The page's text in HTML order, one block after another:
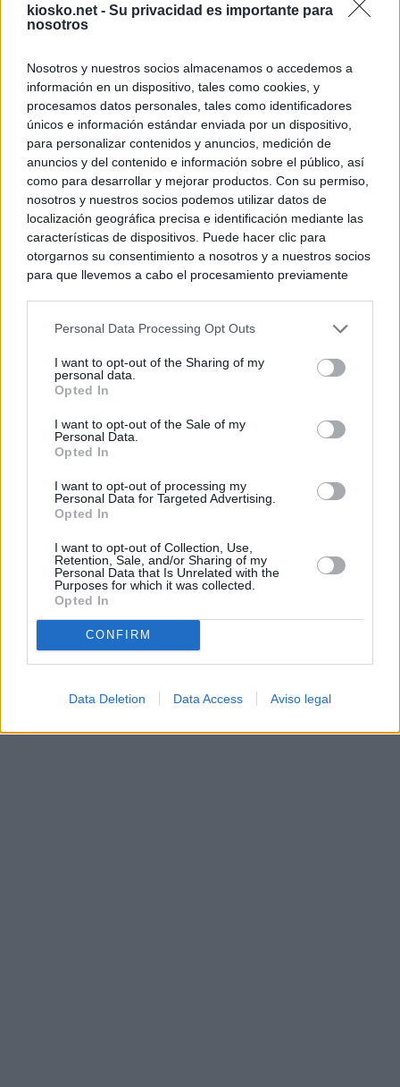
kiosko.net - Su privacidad es importante para
nosotros
Nosotros y nuestros socios almacenamos o accedemos a
información en un dispositivo, tales como cookies, y
procesamos datos personales, tales como identificadores
únicos e información estándar enviada por un dispositivo,
para personalizar contenidos y anuncios, medición de
anuncios y del contenido e información sobre el público, así
como para desarrollar y mejorar productos. Con su permiso,
nosotros y nuestros socios podemos utilizar datos de
localización geográfica precisa e identificación mediante las
características de dispositivos. Puede hacer clic para
otorgarnos su consentimiento a nosotros y a nuestros socios
para que llevemos a cabo el procesamiento previamente
negar su consentimiento. Tenga en cuenta que algún
de su consentimiento, pero usted tiene el derecho de
rechazar tal procesamiento. Sus preferencias se aplicarán
cualquier momento entrando de nuevo en este sitio web o
visitando nuestra política de privacidad.
Personal Data Processing Opt Outs
I want to opt-out of the Sharing of my
personal data.
Opted In
I want to opt-out of the Sale of my
Personal Data.
Opted In
I want to opt-out of processing my
Personal Data for Targeted Advertising.
Opted In
I want to opt-out of Collection, Use,
Retention, Sale, and/or Sharing of my
Personal Data that Is Unrelated with the
Purposes for which it was collected.
Opted In
CONFIRM
Data Deletion Data Access Aviso legal